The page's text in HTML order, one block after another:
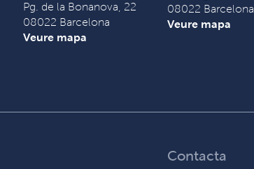
Pg. de la Bonanova, 22
08022 Barcelona
Veure mapa
08022 Barcelona
Veure mapa
Contacta